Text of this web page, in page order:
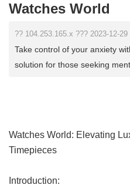
Watches World
?? 104.253.165.x ??? 2023-12-29
Take control of your anxiety
solution for those seeking
Watches World: Elevating
Timepieces
Introduction: